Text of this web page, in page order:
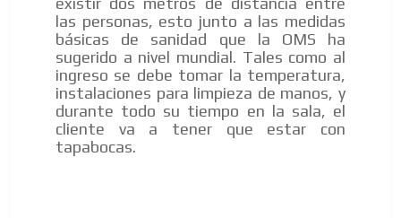
las personas, esto junto a las medidas
básicas de sanidad que la OMS ha
sugerido a nivel mundial. Tales como al
ingreso se debe tomar la temperatura,
instalaciones para limpieza de manos, y
durante todo su tiempo en la sala, el
cliente va a tener que estar con
tapabocas.